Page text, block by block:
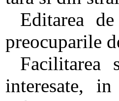
Editarea
preocuparile
Facilitarea
interesate,